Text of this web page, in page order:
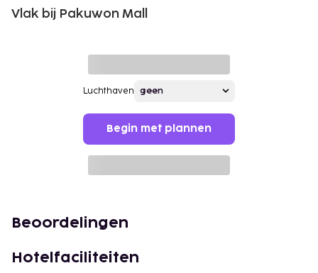
Vlak bij Pakuwon Mall
Luchthaven
Begin met plannen
Beoordelingen
Hotelfaciliteiten